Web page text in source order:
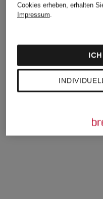
WEMPE
BY KIM Anhänger
COSMOS
Fine
Cookies erheben, erhalten
Impressum.